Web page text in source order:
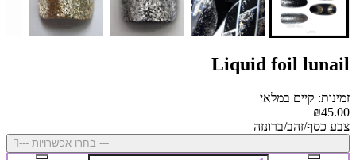
Liquid foil lunail
זמינות: קיים במלאי
₪45.00
צבע כסף/זהב/ברונזה
--- בחרו אפשרויות ---